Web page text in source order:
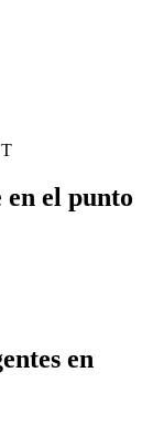
en el punto
en